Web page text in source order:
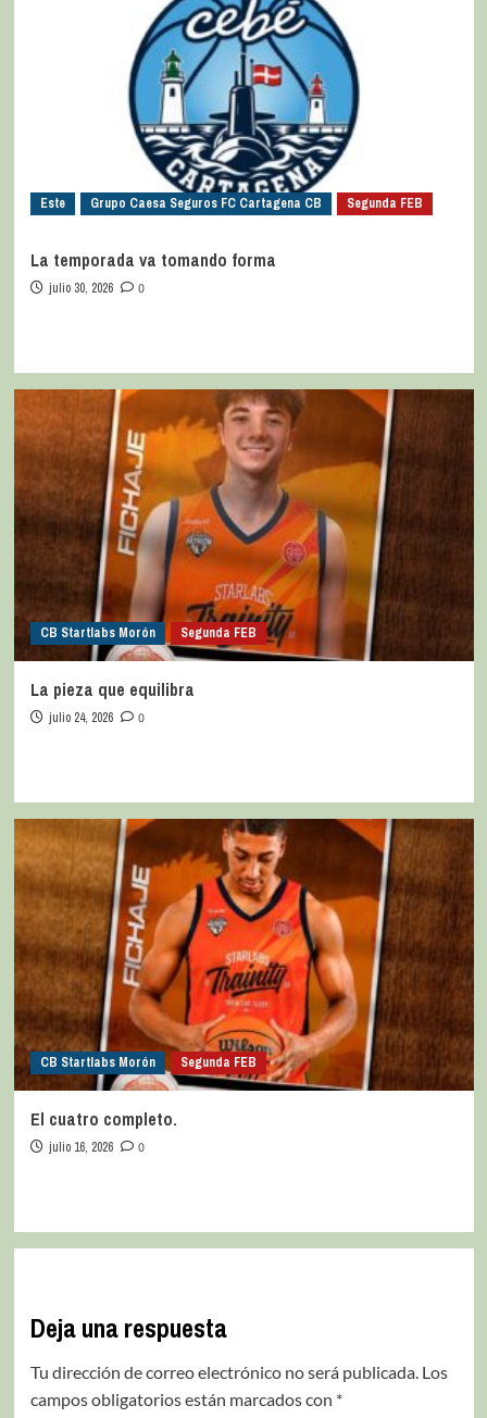
Este Grupo Caesa Seguros FC Cartagena CB Segunda FEB
La temporada va tomando forma
julio 30, 2026 0
CB Startlabs Morón Segunda FEB
La pieza que equilibra
julio 24, 2026 0
CB Startlabs Morón Segunda FEB
El cuatro completo.
julio 16, 2026 0
Deja una respuesta
Tu dirección de correo electrónico no será publicada. Los
campos obligatorios están marcados con *